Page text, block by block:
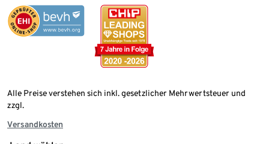
Alle Preise verstehen sich inkl. gesetzlicher Mehrwertsteuer und
zzgl.
Versandkosten